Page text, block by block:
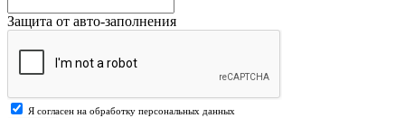
Защита от авто-заполнения
Я согласен на обработку персональных данных